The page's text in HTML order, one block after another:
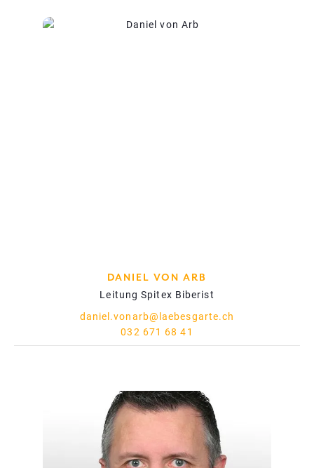
DANIEL VON ARB
Leitung Spitex Biberist
daniel.vonarb@laebesgarte.ch
032 671 68 41